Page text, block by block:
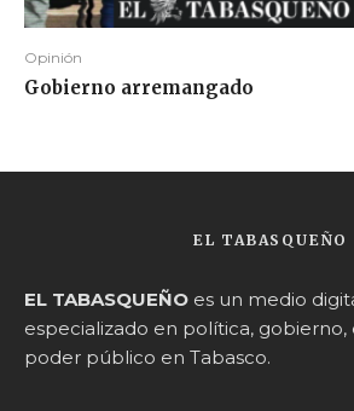
Opinión
Gobierno arremangado
EL TABASQUEÑO
EL TABASQUEÑO es un medio
especializado en política,
poder público en Tabasco.